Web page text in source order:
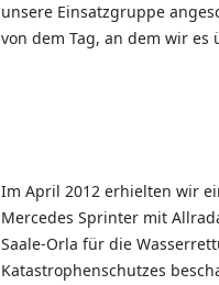
unsere Einsatzgruppe
von dem Tag, an dem wir
Im April 2012 erhielten wir
Mercedes Sprinter mit
Saale-Orla für die
Katastrophenschutzes